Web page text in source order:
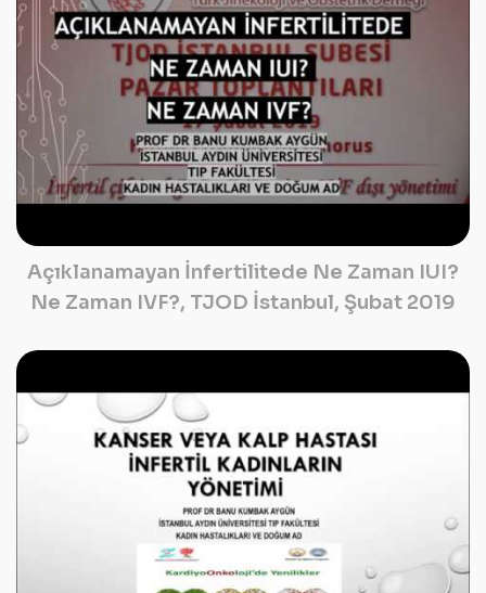
Açıklanamayan İnfertilitede Ne Zaman IUI?
Ne Zaman IVF?, TJOD İstanbul, Şubat 2019